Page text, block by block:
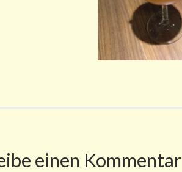
einen Kommentar